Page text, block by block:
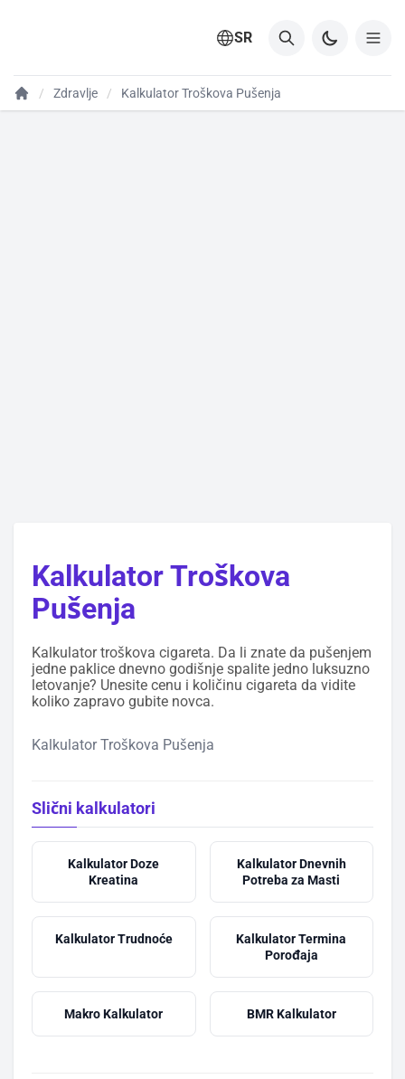
SR
Zdravlje Kalkulator Troškova Pušenja
Kalkulator Troškova
Pušenja
Kalkulator troškova cigareta. Da li znate da pušenjem
jedne paklice dnevno godišnje spalite jedno luksuzno
letovanje? Unesite cenu i količinu cigareta da vidite
koliko zapravo gubite novca.
Kalkulator Troškova Pušenja
Slični kalkulatori
Kalkulator Doze
Kreatina
Kalkulator Dnevnih
Potreba za Masti
Kalkulator Trudnoće
Kalkulator Termina
Porođaja
Makro Kalkulator BMR Kalkulator